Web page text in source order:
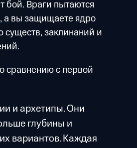
бой. Враги пытаются
а вы защищаете ядро
заклинаний и
сравнению с первой
и архетипы. Они
глубины и
вариантов. Каждая